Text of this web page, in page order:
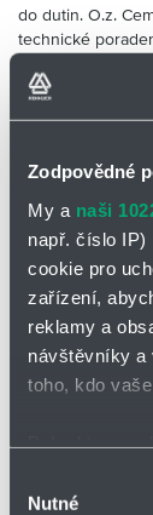
Zodpovědné
My a naši
např. číslo IP)
cookie pro
zařízení,
reklamy a
návštěvníky a
toho, kdo
které
souhlasu
Nutné
do dutin. O.z.
technické
záruční i
novou brožuru
provozu chtěli
osobně
konkrétním
Těšíme se